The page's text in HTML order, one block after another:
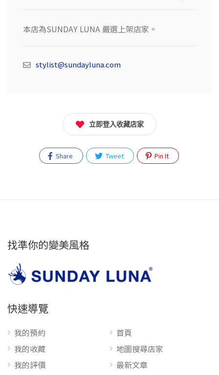
本店為SUNDAY LUNA 嚴選上架店家。
stylist@sundayluna.com
立即登入收藏店家
Share Tweet Pin It
找準你的變美風格
快速導覽
我的預約
我的收藏
我的評價
首頁
地圖搜尋店家
最新文章